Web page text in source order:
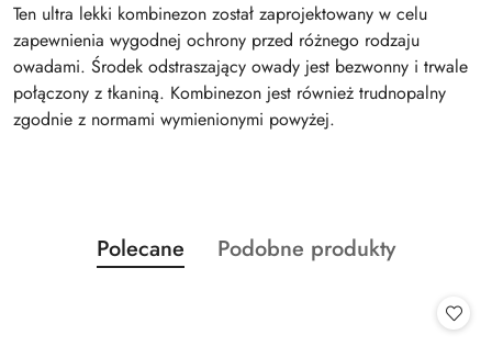
Ten ultra lekki kombinezon został zaprojektowany w celu
zapewnienia wygodnej ochrony przed różnego rodzaju
owadami. Środek odstraszający owady jest bezwonny i trwale
połączony z tkaniną. Kombinezon jest również trudnopalny
zgodnie z normami wymienionymi powyżej.
Pomiń karuzelę produktów
Produkty
o
Polecane
Produkty
Podobne produkty